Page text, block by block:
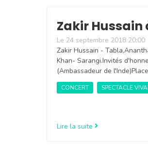
Zakir Hussain
Le 24 septembre 2018 20:00
Zakir Hussain -
Khan- Sarangi.Invités
(Ambassadeur de
CONCERT SPECTACLE
Lire la suite